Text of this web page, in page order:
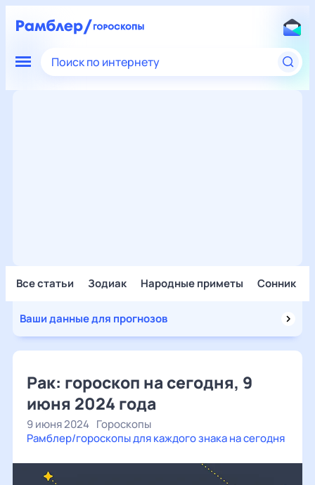
Поиск по интернету
Все статьи Зодиак Народные приметы Сонник
Ваши данные для прогнозов
Рак: гороскоп на сегодня, 9
июня 2024 года
9 июня 2024 Гороскопы
Рамблер/гороскопы для каждого знака на сегодня